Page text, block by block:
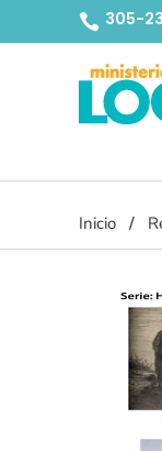
 305-
Inicio